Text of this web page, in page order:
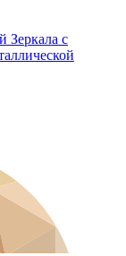
Зеркала с